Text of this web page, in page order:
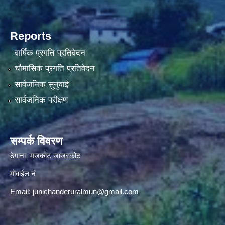
Reports
वार्षिक प्रगति प्रतिवेदन
चौमासिक प्रगति प्रतिवेदन
सार्वजनिक सुनुवाई
सार्वजनिक परीक्षण
सम्पर्क विवरण
ठेगानाः मजकोट जाजरकोट
मोवाईल नं
Email:junichanderuralmun@gmail.com